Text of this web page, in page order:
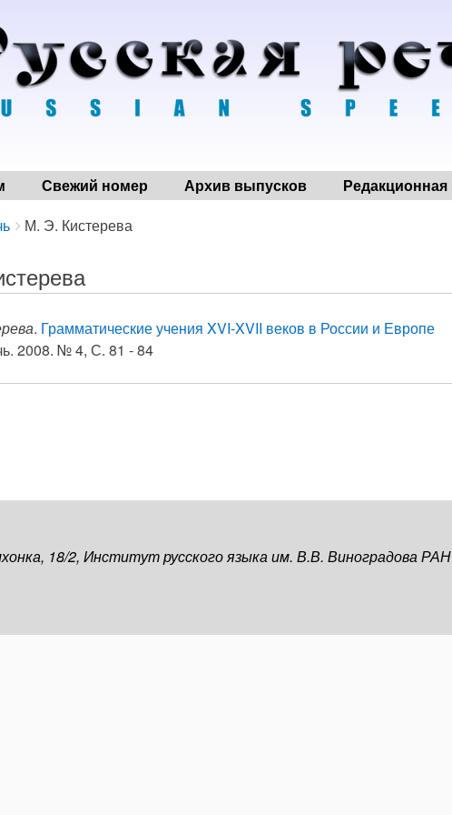
Свежий номер Архив выпусков Редакционная
М. Э. Кистерева
. Грамматические учения XVI-XVII веков в России и Европе
2008. № 4, С. 81 - 84
18/2, Институт русского языка им. В.В. Виноградова РАН